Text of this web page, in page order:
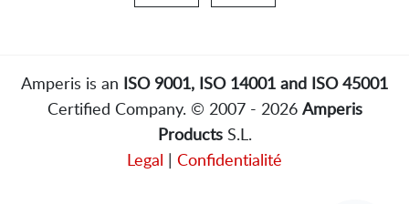
Amperis is an ISO 9001, ISO 14001 and ISO 45001
Certified Company. © 2007 - 2026 Amperis
ProductsS.L.
Legal | Confidentialité